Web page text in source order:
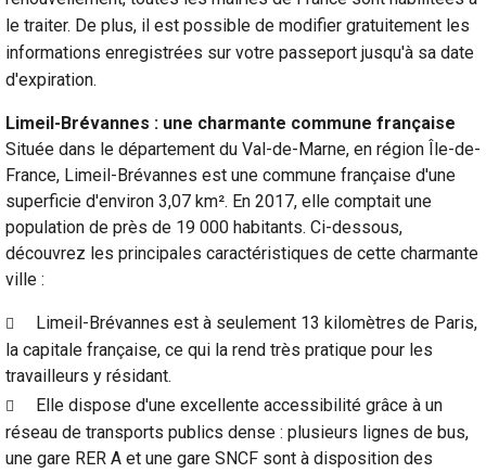
le traiter. De plus, il est possible de modifier gratuitement les
informations enregistrées sur votre passeport jusqu'à sa date
d'expiration.
Limeil-Brévannes : une charmante commune française
Située dans le département du Val-de-Marne, en région Île-de-
France, Limeil-Brévannes est une commune française d'une
superficie d'environ 3,07 km². En 2017, elle comptait une
population de près de 19 000 habitants. Ci-dessous,
découvrez les principales caractéristiques de cette charmante
ville :
Limeil-Brévannes est à seulement 13 kilomètres de Paris,
la capitale française, ce qui la rend très pratique pour les
travailleurs y résidant.
Elle dispose d'une excellente accessibilité grâce à un
réseau de transports publics dense : plusieurs lignes de bus,
une gare RER A et une gare SNCF sont à disposition des